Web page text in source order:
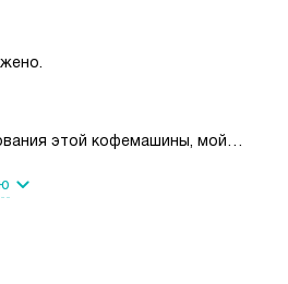
этой кофемашины, мой
включаю кофемашину. Она
и ароматный кофе,